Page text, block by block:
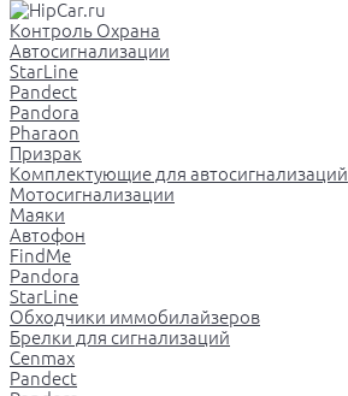
Контроль Охрана
Автосигнализации
StarLine
Pandect
Pandora
Pharaon
Призрак
Комплектующие для автосигнализаций
Мотосигнализации
Маяки
Автофон
FindMe
Pandora
StarLine
Обходчики иммобилайзеров
Брелки для сигнализаций
Cenmax
Pandect